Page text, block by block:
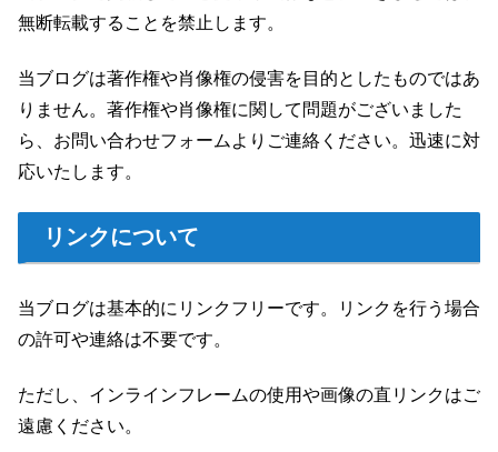
無断転載することを禁止します。
当ブログは著作権や肖像権の侵害を目的としたものではあ
りません。著作権や肖像権に関して問題がございました
ら、お問い合わせフォームよりご連絡ください。迅速に対
応いたします。
リンクについて
当ブログは基本的にリンクフリーです。リンクを行う場合
の許可や連絡は不要です。
ただし、インラインフレームの使用や画像の直リンクはご
遠慮ください。